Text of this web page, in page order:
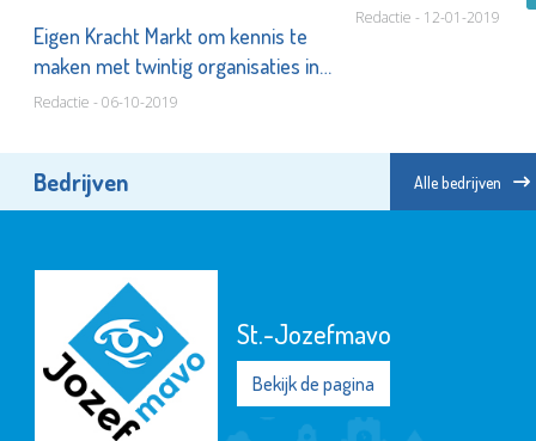
Eigen Kracht Markt om kennis te
maken met twintig organisaties in
noord
Redactie - 06-10-2019
Redactie - 12-01-2019
Bedrijven Alle bedrijven
St.-Jozefmavo
Bekijk de pagina